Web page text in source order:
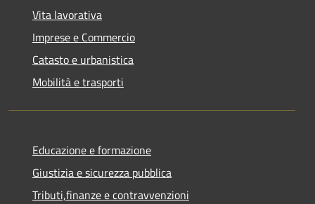
Vita lavorativa
Imprese e Commercio
Catasto e urbanistica
Mobilità e trasporti
Educazione e formazione
Giustizia e sicurezza pubblica
Tributi,finanze e contravvenzioni